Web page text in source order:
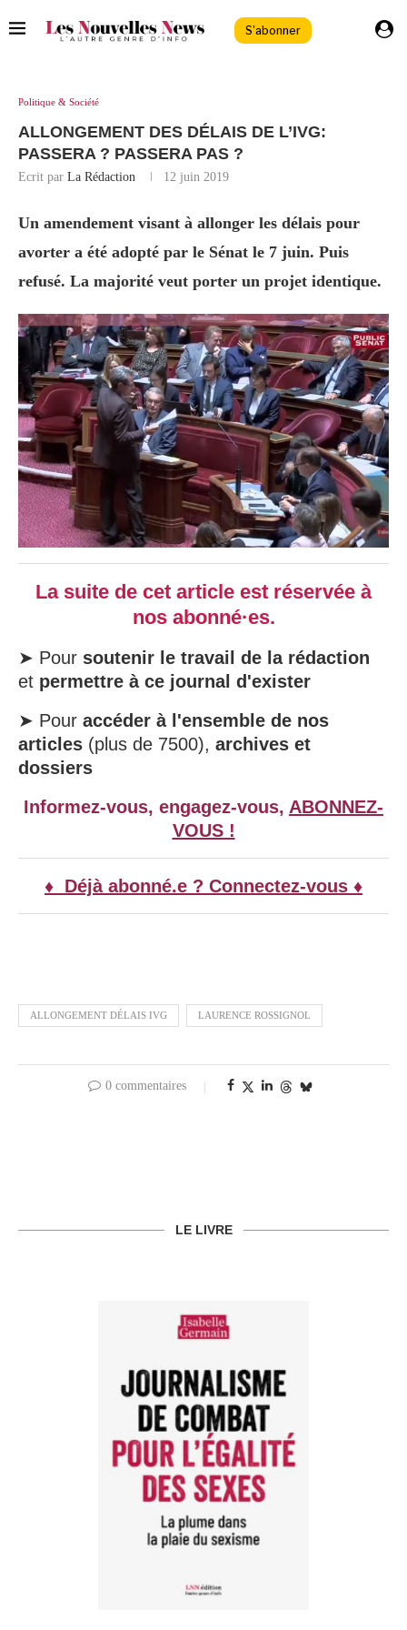
S'abonner
Politique & Société
ALLONGEMENT DES DÉLAIS DE L’IVG:
PASSERA ? PASSERA PAS ?
Ecrit par La Rédaction 12 juin 2019
Un amendement visant à allonger les délais pour
avorter a été adopté par le Sénat le 7 juin. Puis
refusé. La majorité veut porter un projet identique.
La suite de cet article est réservée à
nos abonné·es.
➤ Pour soutenir le travail de la rédaction
et permettre à ce journal d'exister
➤ Pour accéder à l'ensemble de nos
articles (plus de 7500), archives et
dossiers
Informez-vous, engagez-vous, ABONNEZ-
VOUS !
♦ Déjà abonné.e ? Connectez-vous ♦
ALLONGEMENT DÉLAIS IVG LAURENCE ROSSIGNOL
0 commentaires
LE LIVRE